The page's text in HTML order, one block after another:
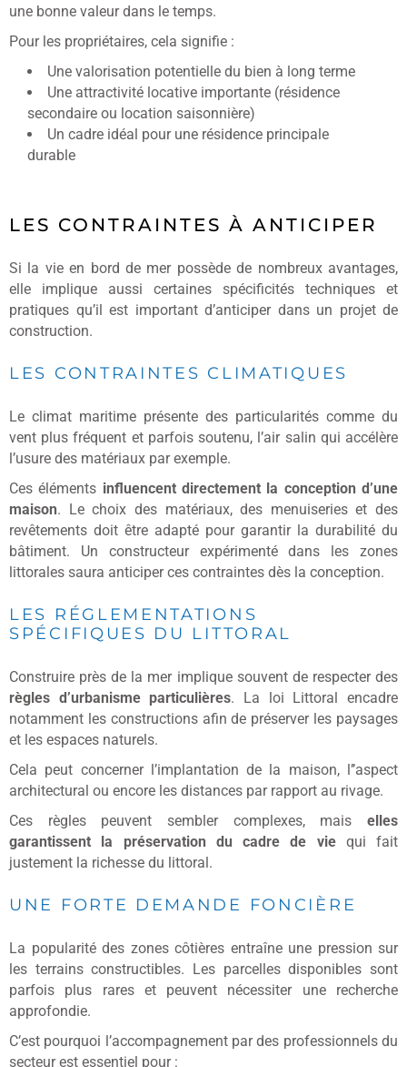
une bonne valeur dans le temps.
Pour les propriétaires, cela signifie :
Une valorisation potentielle du bien à long terme
Une attractivité locative importante (résidence
secondaire ou location saisonnière)
Un cadre idéal pour une résidence principale
durable
LES CONTRAINTES À ANTICIPER
Si la vie en bord de mer possède de nombreux avantages,
elle implique aussi certaines spécificités techniques et
pratiques qu’il est important d’anticiper dans un projet de
construction.
LES CONTRAINTES CLIMATIQUES
Le climat maritime présente des particularités comme du
vent plus fréquent et parfois soutenu, l’air salin qui accélère
l’usure des matériaux par exemple.
Ces éléments influencent directement la conception d’une
maison. Le choix des matériaux, des menuiseries et des
revêtements doit être adapté pour garantir la durabilité du
bâtiment. Un constructeur expérimenté dans les zones
littorales saura anticiper ces contraintes dès la conception.
LES RÉGLEMENTATIONS
SPÉCIFIQUES DU LITTORAL
Construire près de la mer implique souvent de respecter des
règles d’urbanisme particulières. La loi Littoral encadre
notamment les constructions afin de préserver les paysages
et les espaces naturels.
Cela peut concerner l’implantation de la maison, l’’aspect
architectural ou encore les distances par rapport au rivage.
Ces règles peuvent sembler complexes, mais elles
garantissent la préservation du cadre de viequi fait
justement la richesse du littoral.
UNE FORTE DEMANDE FONCIÈRE
La popularité des zones côtières entraîne une pression sur
les terrains constructibles. Les parcelles disponibles sont
parfois plus rares et peuvent nécessiter une recherche
approfondie.
C’est pourquoi l’accompagnement par des professionnels du
secteur est essentiel pour :